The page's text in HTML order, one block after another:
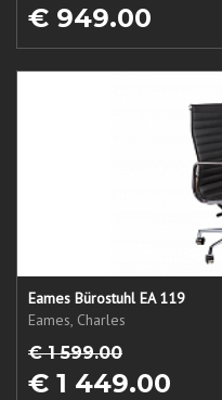
€ 949.00
Eames Bürostuhl EA 119
Eames, Charles
€ 1 599.00
€ 1 449.00